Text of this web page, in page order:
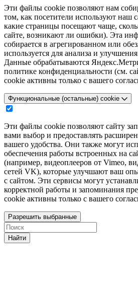
Эти файлы cookie позволяют нам
том, как посетители используют наш
какие страницы посещают чаще,
сайте, возникают ли ошибки). Эта
собирается в агрегированном или
используется для анализа и
Данные обрабатываются
политике конфиденциальности (см.
cookie активны только с вашего
Функциональные (остальные) cookie
Эти файлы cookie позволяют сайту
вами выбор и предоставлять
вашего удобства. Они также могут
обеспечения работы встроенных на
(например, видеоплееров от Vimeo,
сетей VK), которые улучшают ваш
с сайтом. Эти сервисы могут
корректной работы и запоминания
cookie активны только с вашего
Разрешить выбранные
Найти